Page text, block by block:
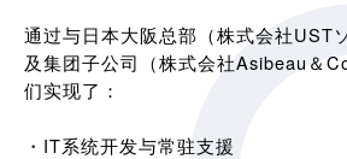
通过与日本大阪总部（株式会社UST
及集团子公司（株式会社Asibeau＆
们实现了：
・IT系统开发与常驻支援